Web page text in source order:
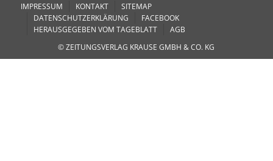
IMPRESSUM KONTAKT
SITEMAP
DATENSCHUTZERKLÄRUNG
FACEBOOK
HERAUSGEGEBEN VOM TAGEBLATT
AGB
© ZEITUNGSVERLAG KRAUSE GMBH & CO. KG